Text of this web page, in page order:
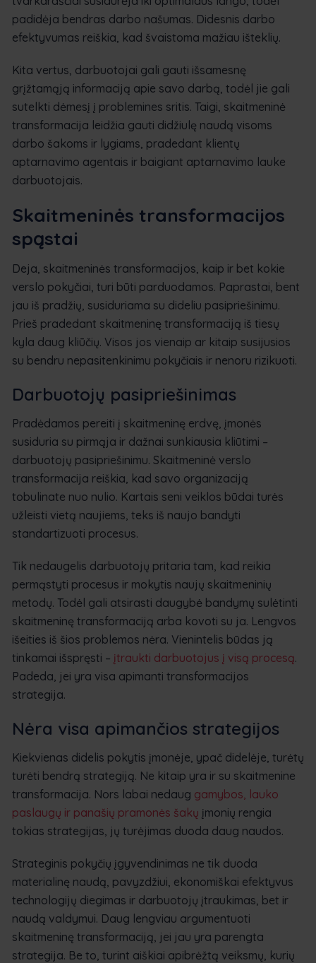
padidėja bendras darbo našumas. Didesnis darbo
efektyvumas reiškia, kad švaistoma mažiau išteklių.
Kita vertus, darbuotojai gali gauti išsamesnę
grįžtamąją informaciją apie savo darbą, todėl jie gali
sutelkti dėmesį į problemines sritis. Taigi, skaitmeninė
transformacija leidžia gauti didžiulę naudą visoms
darbo šakoms ir lygiams, pradedant klientų
aptarnavimo agentais ir baigiant aptarnavimo lauke
darbuotojais.
Skaitmeninės transformacijos
spąstai
Deja, skaitmeninės transformacijos, kaip ir bet kokie
verslo pokyčiai, turi būti parduodamos. Paprastai, bent
jau iš pradžių, susiduriama su dideliu pasipriešinimu.
Prieš pradedant skaitmeninę transformaciją iš tiesų
kyla daug kliūčių. Visos jos vienaip ar kitaip susijusios
su bendru nepasitenkinimu pokyčiais ir nenoru rizikuoti.
Darbuotojų pasipriešinimas
Pradėdamos pereiti į skaitmeninę erdvę, įmonės
susiduria su pirmąja ir dažnai sunkiausia kliūtimi –
darbuotojų pasipriešinimu. Skaitmeninė verslo
transformacija reiškia, kad savo organizaciją
tobulinate nuo nulio. Kartais seni veiklos būdai turės
užleisti vietą naujiems, teks iš naujo bandyti
standartizuoti procesus.
Tik nedaugelis darbuotojų pritaria tam, kad reikia
permąstyti procesus ir mokytis naujų skaitmeninių
metodų. Todėl gali atsirasti daugybė bandymų sulėtinti
skaitmeninę transformaciją arba kovoti su ja. Lengvos
išeities iš šios problemos nėra. Vienintelis būdas ją
tinkamai išspręsti – įtraukti darbuotojus į visą procesą.
Padeda, jei yra visa apimanti transformacijos
strategija.
Nėra visa apimančios strategijos
Kiekvienas didelis pokytis įmonėje, ypač didelėje, turėtų
turėti bendrą strategiją. Ne kitaip yra ir su skaitmenine
transformacija. Nors labai nedaug gamybos, lauko
paslaugų ir panašių pramonės šakų įmonių rengia
tokias strategijas, jų turėjimas duoda daug naudos.
Strateginis pokyčių įgyvendinimas ne tik duoda
materialinę naudą, pavyzdžiui, ekonomiškai efektyvus
technologijų diegimas ir darbuotojų įtraukimas, bet ir
naudą valdymui. Daug lengviau argumentuoti
skaitmeninę transformaciją, jei jau yra parengta
strategija. Be to, turint aiškiai apibrėžtą veiksmų, kurių